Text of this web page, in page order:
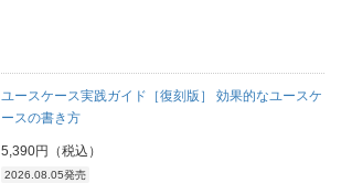
ユースケース実践ガイド［復刻版］ 効果的なユースケ
ースの書き方
5,390円（税込）
2026.08.05発売